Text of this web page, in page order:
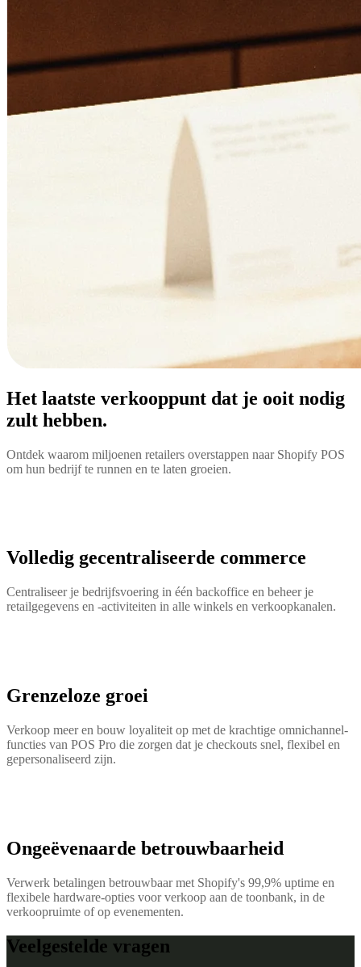
Het laatste verkooppunt dat je ooit nodig
zult hebben.
Ontdek waarom miljoenen retailers overstappen naar Shopify POS
om hun bedrijf te runnen en te laten groeien.
Volledig gecentraliseerde commerce
Centraliseer je bedrijfsvoering in één backoffice en beheer je
retailgegevens en -activiteiten in alle winkels en verkoopkanalen.
Grenzeloze groei
Verkoop meer en bouw loyaliteit op met de krachtige omnichannel-
functies van POS Pro die zorgen dat je checkouts snel, flexibel en
gepersonaliseerd zijn.
Ongeëvenaarde betrouwbaarheid
Verwerk betalingen betrouwbaar met Shopify's 99,9% uptime en
flexibele hardware-opties voor verkoop aan de toonbank, in de
verkoopruimte of op evenementen.
Veelgestelde vragen